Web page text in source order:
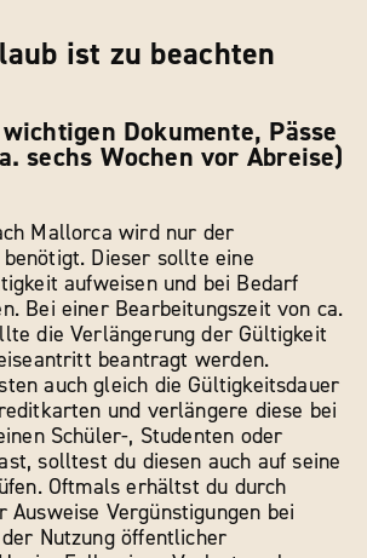
ist zu beachten
Dokumente, Pässe
sechs Wochen vor Abreise)
Mallorca wird nur der
Dieser sollte eine
aufweisen und bei Bedarf
Bei einer Bearbeitungszeit von ca.
die Verlängerung der Gültigkeit
beantragt werden.
auch gleich die Gültigkeitsdauer
und verlängere diese bei
Schüler-, Studenten oder
solltest du diesen auch auf seine
Oftmals erhältst du durch
Ausweise Vergünstigungen bei
Nutzung öffentlicher